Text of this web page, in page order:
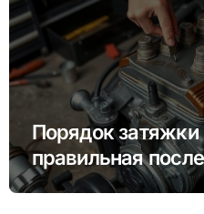
Порядок
правильная
моменты